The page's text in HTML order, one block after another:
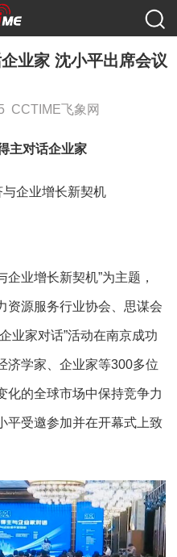
业家 沈小平出席会议
CCTIME飞象网
主对话企业家
企业增长新契机
业增长新契机”为主题，
资源服务行业协会、思谋会
业家对话”活动在南京成功
济学家、企业家等300多位
化的全球市场中保持竞争力
平受邀参加并在开幕式上致